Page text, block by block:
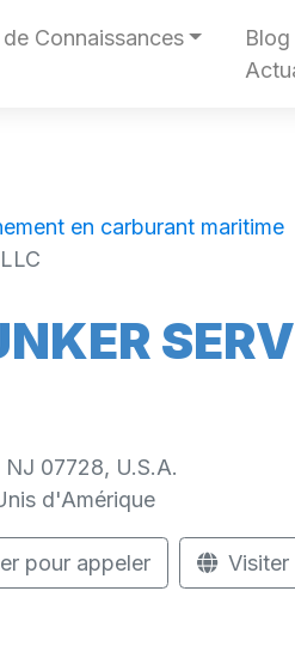
de Connaissances
Blog
en carburant maritime
07728, U.S.A.
d'Amérique
pour appeler Visiter